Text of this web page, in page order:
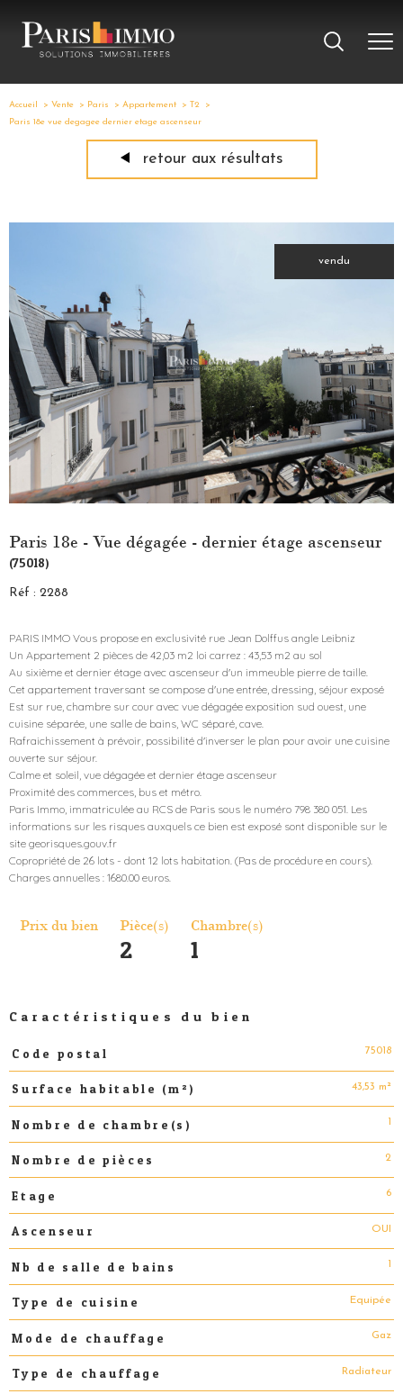
Accueil Vente Paris Appartement T2
Paris 18e vue degagee dernier etage ascenseur
retour aux résultats
vendu
Paris 18e - Vue dégagée - dernier étage ascenseur
(75018)
Réf : 2288
PARIS IMMO Vous propose en exclusivité rue Jean Dolffus angle Leibniz
Un Appartement 2 pièces de 42,03 m2 loi carrez : 43,53 m2 au sol
Au sixième et dernier étage avec ascenseur d'un immeuble pierre de taille.
Cet appartement traversant se compose d'une entrée, dressing, séjour exposé
Est sur rue, chambre sur cour avec vue dégagée exposition sud ouest, une
cuisine séparée, une salle de bains, WC séparé, cave.
Rafraichissement à prévoir, possibilité d'inverser le plan pour avoir une cuisine
ouverte sur séjour.
Calme et soleil, vue dégagée et dernier étage ascenseur
Proximité des commerces, bus et métro.
Paris Immo, immatriculée au RCS de Paris sous le numéro 798 380 051. Les
informations sur les risques auxquels ce bien est exposé sont disponible sur le
site georisques.gouv.fr
Copropriété de 26 lots - dont 12 lots habitation. (Pas de procédure en cours).
Prix du bien Pièce(s)
2
Chambre(s)
1
Caractéristiques du bien
Caractéristiques Valeurs
Code postal 75018
Surface habitable (m²) 43,53 m²
Nombre de chambre(s) 1
Nombre de pièces 2
Etage 6
Ascenseur OUI
Nb de salle de bains 1
Type de cuisine Equipée
Mode de chauffage Gaz
Type de chauffage Radiateur